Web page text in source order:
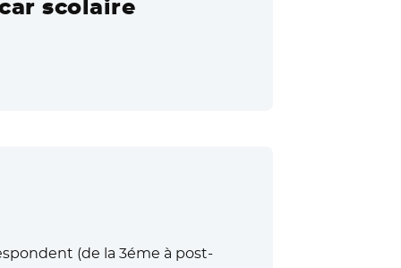
scolaire
(de la 3éme à post-